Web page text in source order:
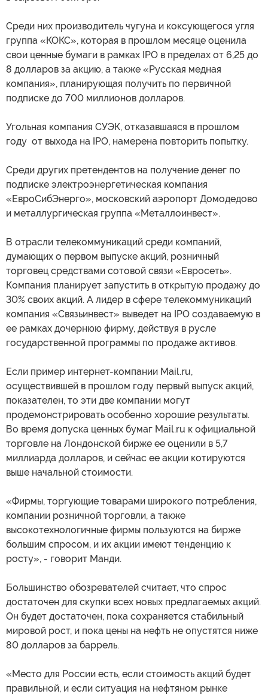
Среди них производитель чугуна и коксующегося угля
группа «КОКС», которая в прошлом месяце оценила
свои ценные бумаги в рамках IPO в пределах от 6,25 до
8 долларов за акцию, а также «Русская медная
компания», планирующая получить по первичной
подписке до 700 миллионов долларов.
Угольная компания СУЭК, отказавшаяся в прошлом
году от выхода на IPO, намерена повторить попытку.
Среди других претендентов на получение денег по
подписке электроэнергетическая компания
«ЕвроСибЭнерго», московский аэропорт Домодедово
и металлургическая группа «Металлоинвест».
В отрасли телекоммуникаций среди компаний,
думающих о первом выпуске акций, розничный
торговец средствами сотовой связи «Евросеть».
Компания планирует запустить в открытую продажу до
30% своих акций. А лидер в сфере телекоммуникаций
компания «Связьинвест» выведет на IPO создаваемую в
ее рамках дочернюю фирму, действуя в русле
государственной программы по продаже активов.
Если пример интернет-компании Mail.ru,
осуществившей в прошлом году первый выпуск акций,
показателен, то эти две компании могут
продемонстрировать особенно хорошие результаты.
Во время допуска ценных бумаг Mail.ru к официальной
торговле на Лондонской бирже ее оценили в 5,7
миллиарда долларов, и сейчас ее акции котируются
выше начальной стоимости.
«Фирмы, торгующие товарами широкого потребления,
компании розничной торговли, а также
высокотехнологичные фирмы пользуются на бирже
большим спросом, и их акции имеют тенденцию к
росту», - говорит Манди.
Большинство обозревателей считает, что спрос
достаточен для скупки всех новых предлагаемых акций.
Он будет достаточен, пока сохраняется стабильный
мировой рост, и пока цены на нефть не опустятся ниже
80 долларов за баррель.
«Место для России есть, если стоимость акций будет
правильной, и если ситуация на нефтяном рынке